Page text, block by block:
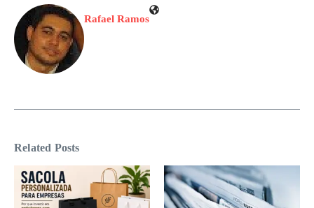
Rafael Ramos
Related Posts